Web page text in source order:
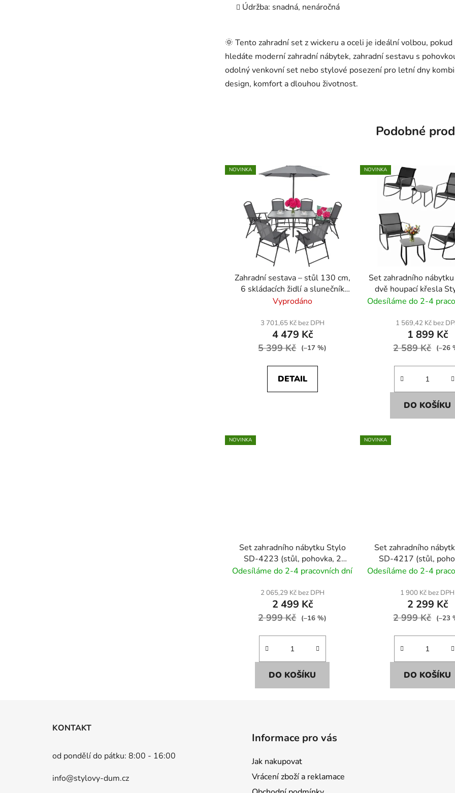
Údržba: snadná, nenáročná
🌞 Tento zahradní set z wickeru a oceli je ideální volbou, pokud
hledáte moderní zahradní nábytek, zahradní sestavu s
odolný venkovní set nebo stylové posezení pro letní dny
design, komfort a dlouhou životnost.
Podobné
NOVINKA
Zahradní sestava – stůl 130 cm,
6 skládacích židlí a slunečník
180 cm - grafitový
Vyprodáno
3 701,65 Kč bez DPH
4 479 Kč
5 399 Kč (–17 %)
DETAIL
NOVINKA
Set zahradního
dvě houpací křesla
4219 - černá
Odesíláme do 2-4
1 569,42 Kč bez
1 899 Kč
2 589 Kč (–26
DO KOŠÍKU
NOVINKA
Set zahradního nábytku Stylo
SD-4223 (stůl, pohovka, 2
židle) - béžová
Odesíláme do 2-4 pracovních dní
2 065,29 Kč bez DPH
2 499 Kč
2 999 Kč (–16 %)
DO KOŠÍKU
NOVINKA
Set zahradního
SD-4217 (stůl,
židle) - černá
Odesíláme do 2-4
1 900 Kč bez DPH
2 299 Kč
2 999 Kč (–23
DO KOŠÍKU
KONTAKT
od pondělí do pátku: 8:00 - 16:00
info@stylovy-dum.cz
Informace pro vás
Jak nakupovat
Vrácení zboží a reklamace